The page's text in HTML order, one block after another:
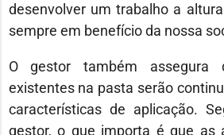
desenvolver um trabalho a
sempre em benefício da nossa
O gestor também
existentes na pasta serão
características de aplicação.
gestor, o que importa é que as